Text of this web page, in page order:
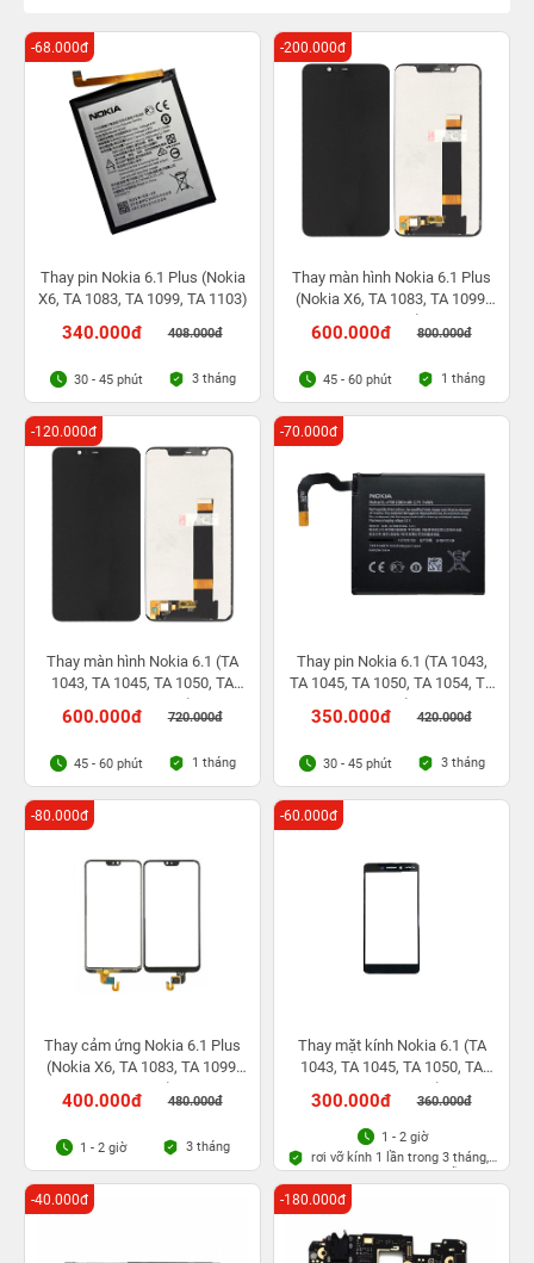
Thay pin Nokia 6.1 Plus (Nokia
X6, TA 1083, TA 1099, TA 1103)
340.000đ 408.000đ
-68.000đ
30 - 45 phút 3 tháng
Thay màn hình Nokia 6.1 Plus
(Nokia X6, TA 1083, TA 1099,
TA 1103)
600.000đ 800.000đ
-200.000đ
45 - 60 phút 1 tháng
Thay màn hình Nokia 6.1 (TA
1043, TA 1045, TA 1050, TA
1054, TA 1068)
600.000đ 720.000đ
-120.000đ
45 - 60 phút 1 tháng
Thay pin Nokia 6.1 (TA 1043,
TA 1045, TA 1050, TA 1054, TA
1068)
350.000đ 420.000đ
-70.000đ
30 - 45 phút 3 tháng
Thay cảm ứng Nokia 6.1 Plus
(Nokia X6, TA 1083, TA 1099,
TA 1103)
400.000đ 480.000đ
-80.000đ
1 - 2 giờ 3 tháng
Thay mặt kính Nokia 6.1 (TA
1043, TA 1045, TA 1050, TA
1054, TA 1068)
300.000đ 360.000đ
-60.000đ
1 - 2 giờ
rơi vỡ kính 1 lần trong 3 tháng,
Bảo hành bụi bọt vĩnh viễn
-40.000đ -180.000đ